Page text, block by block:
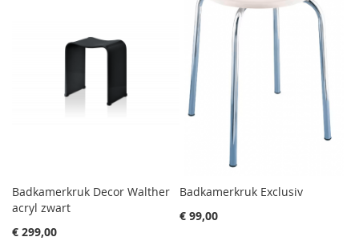
Badkamerkruk Decor Walther
acryl zwart
€ 299,00
Badkamerkruk Exclusiv
€ 99,00